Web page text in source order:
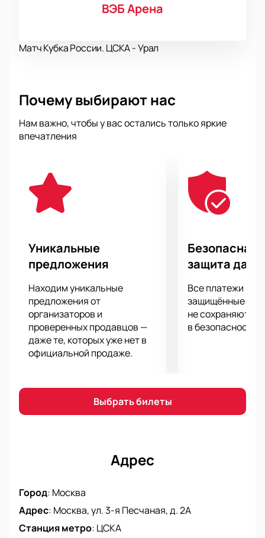
ВЭБ Арена
Матч Кубка России. ЦСКА - Урал
Почему выбирают нас
Нам важно, чтобы у вас остались только яркие
впечатления
Уникальные
предложения
Находим уникальные
предложения от
организаторов и
проверенных продавцов —
даже те, которых уже нет в
официальной продаже.
Безопасная
защита
Все платежи
защищённые
не сохраняются
в безопасности.
Выбрать билеты
Адрес
Город: Москва
Адрес: Москва, ул. 3-я Песчаная, д. 2А
Станция метро: ЦСКА